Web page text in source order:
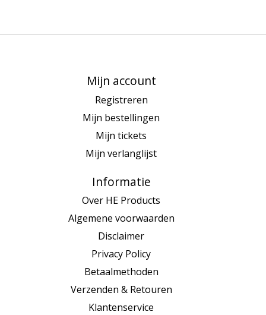
Mijn account
Registreren
Mijn bestellingen
Mijn tickets
Mijn verlanglijst
Informatie
Over HE Products
Algemene voorwaarden
Disclaimer
Privacy Policy
Betaalmethoden
Verzenden & Retouren
Klantenservice